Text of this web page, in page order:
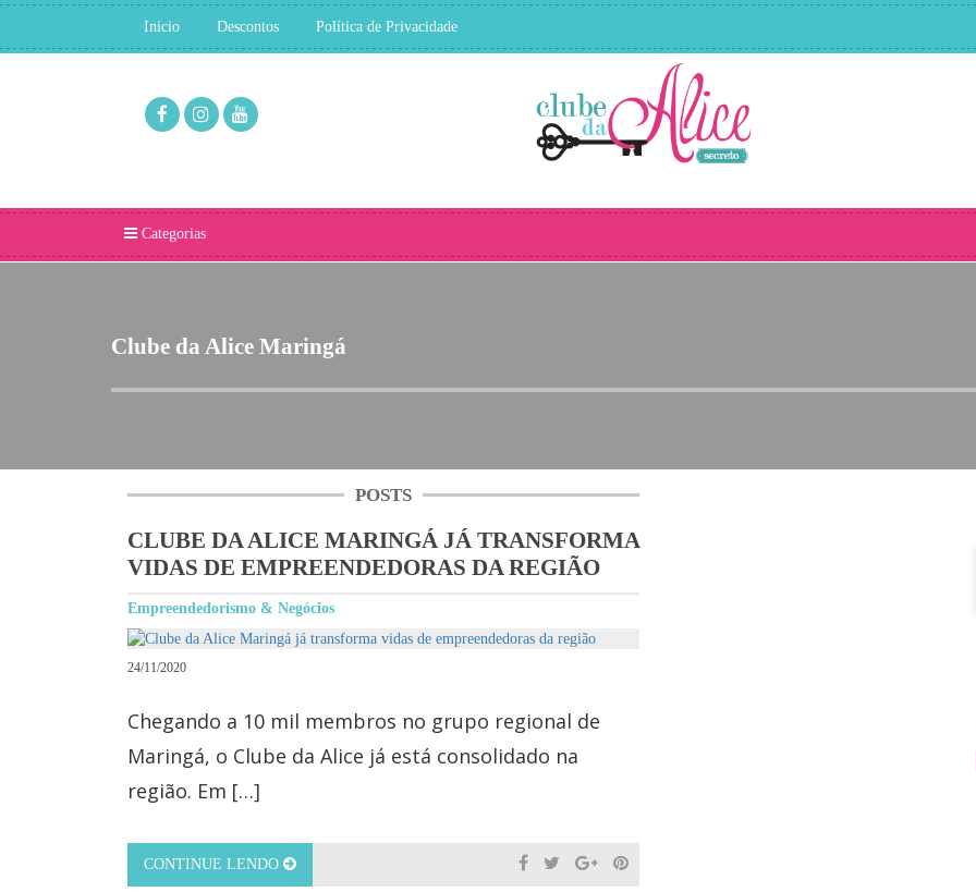
Inicio Descontos Política de Privacidade
Categorias
Clube da Alice Maringá
POSTS
CLUBE DA ALICE MARINGÁ JÁ TRANSFORMA
VIDAS DE EMPREENDEDORAS DA REGIÃO
Empreendedorismo & Negócios
24/11/2020
Chegando a 10 mil membros no grupo regional de
Maringá, o Clube da Alice já está consolidado na
região. Em […]
CONTINUE LENDO